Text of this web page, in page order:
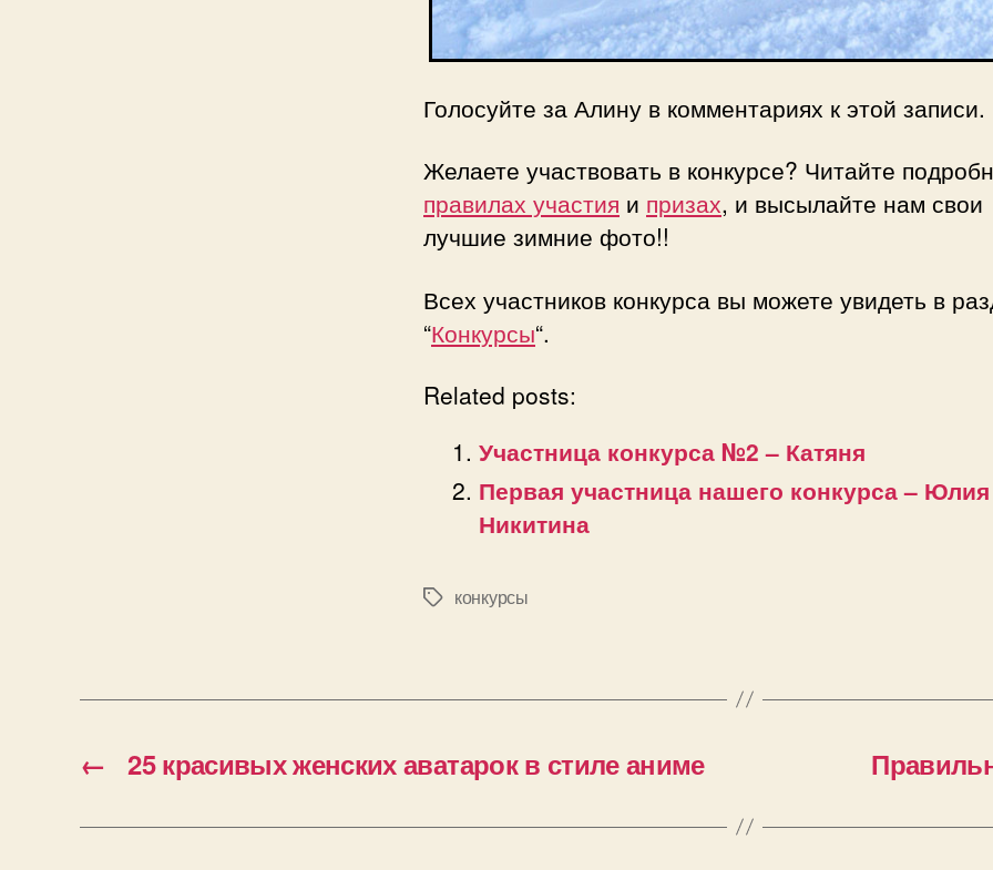
Голосуйте за Алину в комментариях к этой записи.
Желаете участвовать в конкурсе? Читайте
правилах участия и призах, и высылайте нам свои
лучшие зимние фото!!
Всех участников конкурса вы можете увидеть в
“Конкурсы“.
Related posts:
Участница конкурса №2 – Катяня
Первая участница нашего конкурса – Юлия
Никитина
Позначки
конкурсы
← 25 красивых женских аватарок в стиле аниме